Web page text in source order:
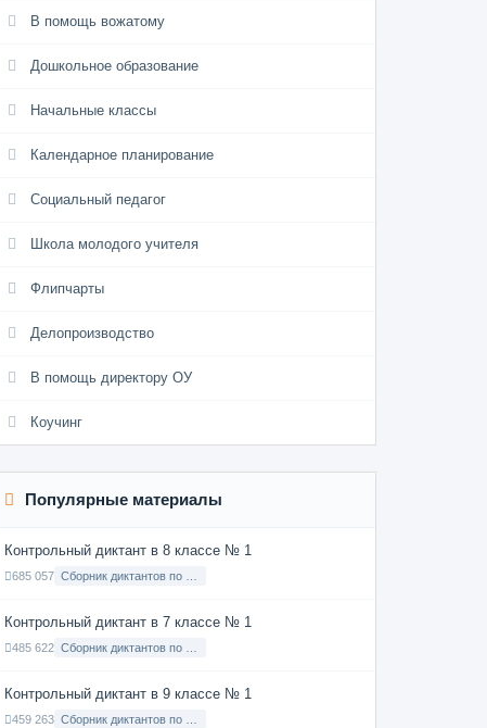
В помощь вожатому
Дошкольное образование
Начальные классы
Календарное планирование
Социальный педагог
Школа молодого учителя
Флипчарты
Делопроизводство
В помощь директору ОУ
Коучинг
Популярные материалы
Контрольный диктант в 8 классе № 1
685 057
Контрольный диктант в 7 классе № 1
485 622
Контрольный диктант в 9 классе № 1
459 263